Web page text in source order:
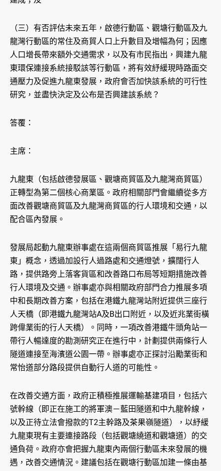
（三）有否評估未來五年，啟德行動區、觀塘行動區及九
龍灣行動區的常住及商貿人口上升數目及增幅為何；因應
人口增長帶來額外交通需求，以及有市民指出，興建九龍
東環保連接系統接駁該等行動區，將有效紓緩現時路面交
通壓力及促進九龍東發展，政府會否加快該系統的可行性
研究，並盡快決定及公布是否興建該系統？
答覆：
主席：
九龍東（包括啟德發展區、觀塘商貿區及九龍灣商貿區）
正轉型為第二個核心商業區。政府相關部門會繼續從多方
面改善觀塘商貿區及九龍灣商貿區的行人環境和交通，以
配合區內發展。
發展局起動九龍東辦事處在這兩個商貿區推展「易行九龍
東」概念，透過加設行人過路處和交通燈號，擴闊行人
路，提供路旁上落客貨區和改善路口布局等短期措施改善
行人環境及交通。辦事處亦與相關政府部門合力推展多項
中和長期改善方案，包括在港鐵九龍灣站附近提供三座行
人天橋（即港鐵九龍灣站A及B出口附近，以及近兆業街橫
跨偉業街的行人天橋）。同時，一項改善港鐵牛頭角站一
帶行人暢達度的勘測研究正在進行中，計劃提供兩條行人
隧道連接至海濱道公園一帶。辦事處亦正探討沿勵業街和
常怡道部分路段提供自動行人道的可能性。
在改善交通方面，政府正積極推展運輸基建項目，包括六
號幹線（即正在施工的將軍澳－藍田隧道和中九龍幹線，
以及正待立法會撥款的T2主幹路及茶果嶺隧道），以紓緩
九龍東現有主要連接路段（包括觀塘繞道和觀塘道）的交
通負荷。政府亦會把握九龍東內兩個行動區未來發展的機
遇，改善交通情況。建議包括在觀塘行動區加建一條由基